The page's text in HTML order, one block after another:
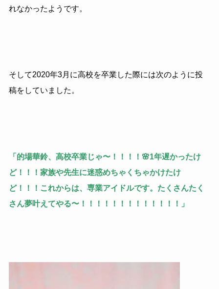
れなかったようです。
そして2020年3月に高校を卒業した際には次のように投
稿をしていました。
「的場華鈴、高校卒業じゃ〜！！！！🌸1年遅かったけ
ど！！！家族や先生に迷惑めちゃくちゃかけたけ
ど！！！これからは、専業アイドルです。たくさんたく
さん夢叶えてやる〜！！！！！！！！！！！！！」